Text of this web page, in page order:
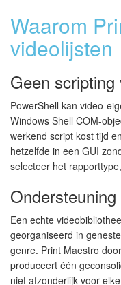
Waarom
videolijsten
Geen scripting
PowerShell kan video-
Windows Shell COM-
werkend script kost tijd
hetzelfde in een GUI
selecteer het
Een echte
georganiseerd in
genre. Print Maestro
produceert één
niet afzonderlijk voor